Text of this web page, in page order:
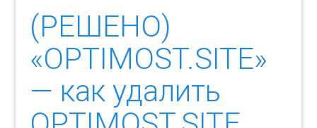
(РЕШЕНО)
«OPTIMOST.SITE»
— как удалить